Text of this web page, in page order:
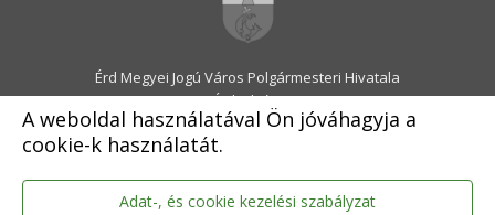
A weboldal használatával Ön jóváhagyja a
cookie-k használatát.
Adat-, és cookie kezelési szabályzat
Érd Megyei Jogú Város Polgármesteri Hivatala
2030 Érd, Alsó utca 1.
Levélcím: 2031 Érd, Pf.: 31
E-mail:onkormanyzat@erd.hu
Telefonközpont:06-23-522-300
Ügyfélszolgálat:06-23-522-301